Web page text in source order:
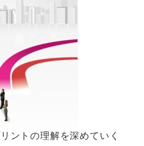
ントの理解を深めていく